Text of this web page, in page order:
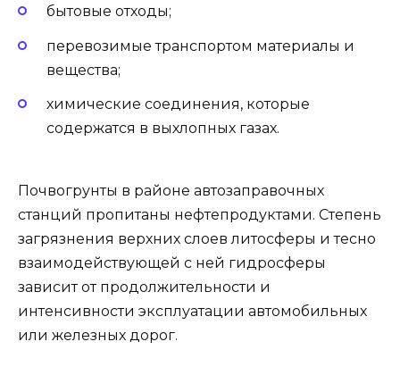
бытовые отходы;
перевозимые транспортом материалы и
вещества;
химические соединения, которые
содержатся в выхлопных газах.
Почвогрунты в районе автозаправочных
станций пропитаны нефтепродуктами. Степень
загрязнения верхних слоев литосферы и тесно
взаимодействующей с ней гидросферы
зависит от продолжительности и
интенсивности эксплуатации автомобильных
или железных дорог.